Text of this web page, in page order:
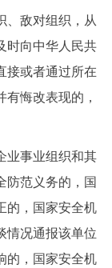
敌对组织，从
时向中华人民共
接或者通过所在
悔改表现的，
事业组织和其
防范义务的，国
的，国家安全机
情况通报该单位
的，国家安全机